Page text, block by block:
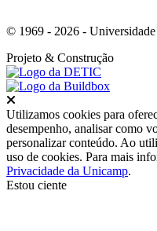
© 1969 - 2026 - Universidade
Projeto & Construção
Utilizamos cookies para
desempenho, analisar como
personalizar conteúdo. Ao
uso de cookies. Para mais
Privacidade da Unicamp.
Estou ciente